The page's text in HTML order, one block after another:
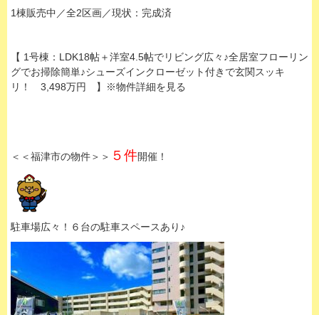
1棟販売中／全2区画／現状：完成済
【 1号棟：LDK18帖＋洋室4.5帖でリビング広々♪全居室フローリン
グでお掃除簡単♪シューズインクローゼット付きで玄関スッキ
リ！ 3,498万円 】※物件詳細を見る
＜＜福津市の物件＞＞ ５件開催！
駐車場広々！６台の駐車スペースあり♪